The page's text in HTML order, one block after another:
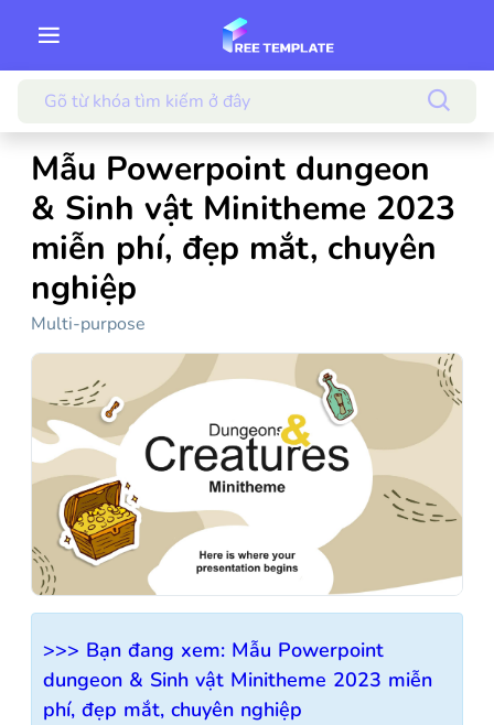
Mẫu Powerpoint dungeon
& Sinh vật Minitheme 2023
miễn phí, đẹp mắt, chuyên
nghiệp
Multi-purpose
>>> Bạn đang xem: Mẫu Powerpoint
dungeon & Sinh vật Minitheme 2023 miễn
phí, đẹp mắt, chuyên nghiệp